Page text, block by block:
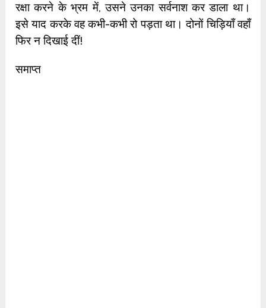
रक्षा करने के भ्रम में, उसने उनका सर्वनाश कर डाला था।
इसे याद करके वह कभी-कभी रो पड़ता था। दोनों चिड़ियाँ वहाँ
फिर न दिखाई दीं!
समाप्त